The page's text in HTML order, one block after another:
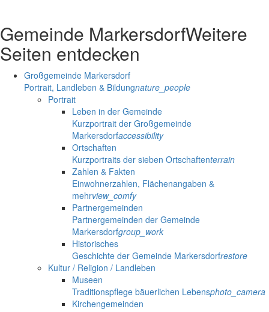
Gemeinde MarkersdorfWeitere
Seiten entdecken
Großgemeinde Markersdorf
Portrait, Landleben & Bildungnature_people
Portrait
Leben in der Gemeinde
Kurzportrait der Großgemeinde
Markersdorfaccessibility
Ortschaften
Kurzportraits der sieben Ortschaftenterrain
Zahlen & Fakten
Einwohnerzahlen, Flächenangaben &
mehrview_comfy
Partnergemeinden
Partnergemeinden der Gemeinde
Markersdorfgroup_work
Historisches
Geschichte der Gemeinde Markersdorfrestore
Kultur / Religion / Landleben
Museen
Traditionspflege bäuerlichen Lebensphoto_camera
Kirchengemeinden